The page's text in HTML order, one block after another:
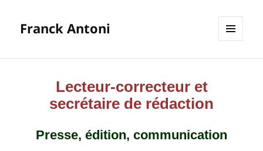
Franck Antoni
ET
Lecteur-correcteur et
secrétaire de rédaction
Presse, édition, communication